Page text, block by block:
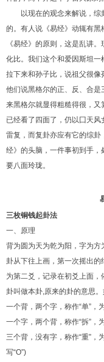
以现在的观念来解说，综
的。有人说《易经》动辄有
《易经》的原则，这是乱讲
化比。我们这个和爱因斯坦
拉下来和孙子比，说祖父很像
他们说黑格尔的正、反、合
来黑格尔就显得粗糙得很，
已经看了四面了，仍以囗天
雷复，而复卦亦应有它的综
经》的头脑，一件事初到手
要八面玲珑。
三枚铜钱起卦法
一、原理
背为圆为天为乾为阳，字为方
卦从下往上画，第一次摇出
为第二爻，记录在初爻上面
卦叫做本卦,原来的卦的意思
一个背，两个字，称作“单”，
一个字，两个背，称作“拆”，
三个背，没有字，称作“重”
写“O”)